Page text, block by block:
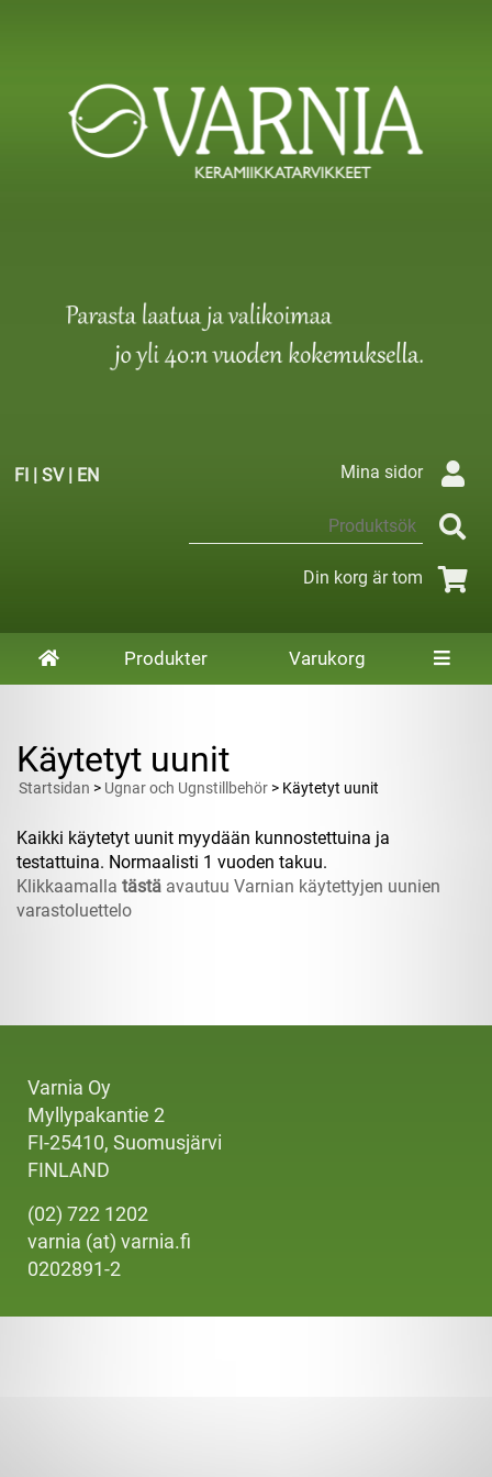
FI | SV| EN Mina sidor
Din korg är tom
Produkter Varukorg
Käytetyt uunit
Startsidan > Ugnar och Ugnstillbehör > Käytetyt uunit
Kaikki käytetyt uunit myydään kunnostettuina ja
testattuina. Normaalisti 1 vuoden takuu.
Klikkaamalla tästä avautuu Varnian käytettyjen uunien
varastoluettelo
Varnia Oy
Myllypakantie 2
FI-25410, Suomusjärvi
FINLAND
(02) 722 1202
varnia (at) varnia.fi
0202891-2